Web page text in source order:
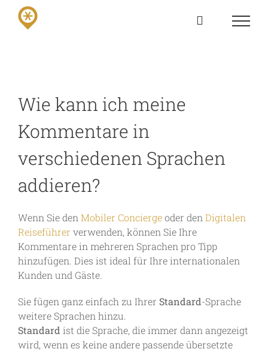
Wie kann ich meine
Kommentare in
verschiedenen Sprachen
addieren?
Wenn Sie den Mobiler Conciergeoder den Digitalen
Reiseführer verwenden, können Sie Ihre
Kommentare in mehreren Sprachen pro Tipp
hinzufügen. Dies ist ideal für Ihre internationalen
Kunden und Gäste.
Sie fügen ganz einfach zu Ihrer Standard-Sprache
weitere Sprachen hinzu.
Standard ist die Sprache, die immer dann angezeigt
wird, wenn es keine andere passende übersetzte